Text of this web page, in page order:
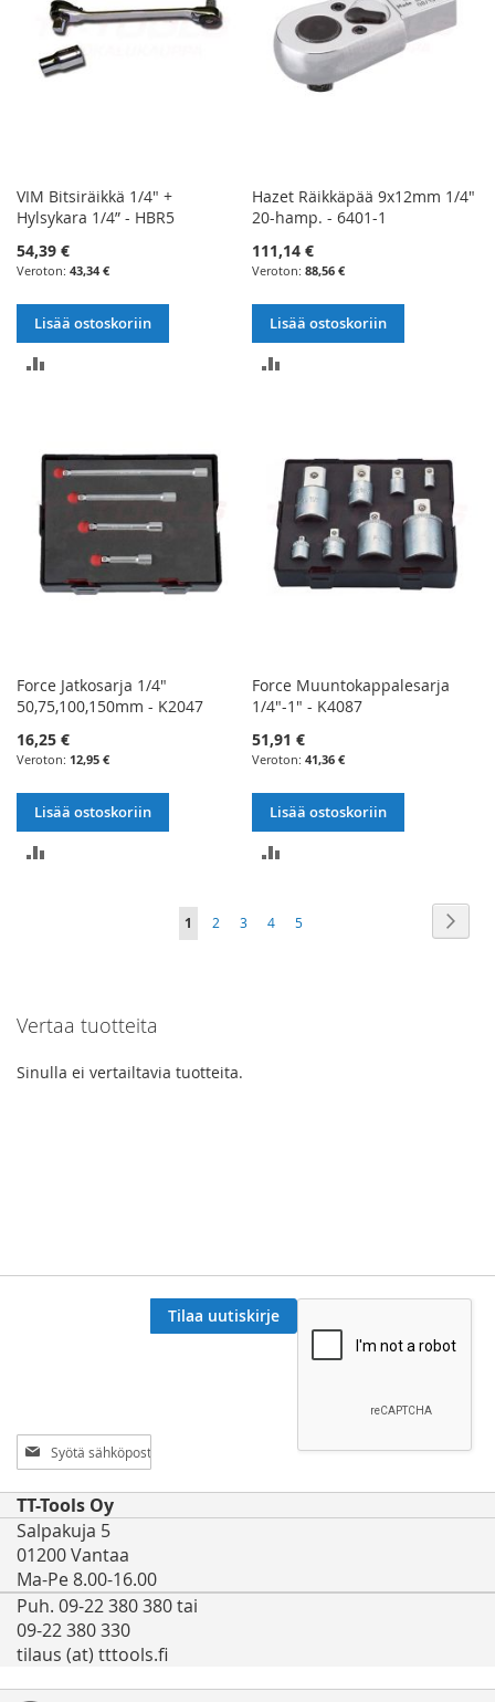
VIM Bitsiräikkä 1/4" +
Hylsykara 1/4” - HBR5
54,39 €
43,34 €
Lisää ostoskoriin
Hazet Räikkäpää 9x12mm 1/4"
20-hamp. - 6401-1
111,14 €
88,56 €
Lisää ostoskoriin
Force Jatkosarja 1/4"
50,75,100,150mm - K2047
16,25 €
12,95 €
Lisää ostoskoriin
Force Muuntokappalesarja
1/4"-1" - K4087
51,91 €
41,36 €
Lisää ostoskoriin
You're
1 Sivu
2 Sivu
3 Sivu
4 Sivu
5
Vertaa tuotteita
Sinulla ei vertailtavia tuotteita.
Tilaa
uutiskirjeemme:
Tilaa uutiskirje
TT-Tools Oy
Salpakuja 5
01200 Vantaa
Ma-Pe 8.00-16.00
Puh. 09-22 380 380 tai
09-22 380 330
tilaus (at) tttools.fi